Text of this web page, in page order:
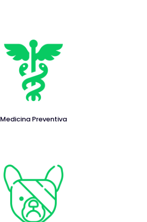
Medicina Preventiva